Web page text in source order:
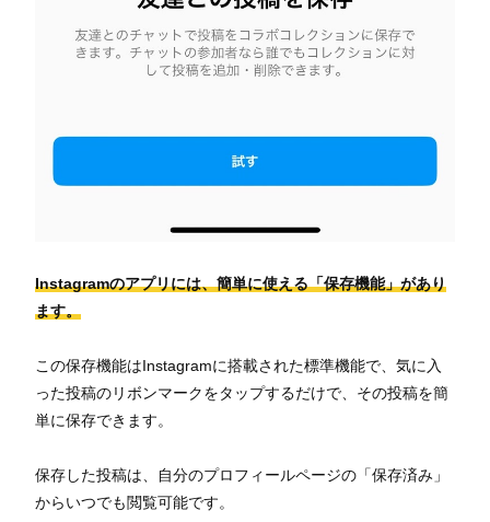
Instagramのアプリには、簡単に使える「保存機能」があり
ます。
この保存機能はInstagramに搭載された標準機能で、気に入
った投稿のリボンマークをタップするだけで、その投稿を簡
単に保存できます。
保存した投稿は、自分のプロフィールページの「保存済み」
からいつでも閲覧可能です。